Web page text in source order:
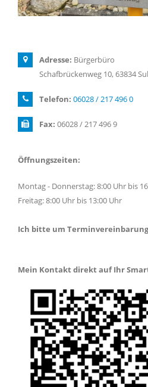
Adresse: Bürgerbüro
Schafbrückenweg 10, 63834
Telefon: 06028 / 217 496 0
Fax: 06028 / 217 496 9
Öffnungszeiten:
Montag - Donnerstag: 8:00 Uhr bis
Freitag: 8:00 Uhr bis 13:00 Uhr
Ich bitte um
Mein Kontakt direkt auf Ihr